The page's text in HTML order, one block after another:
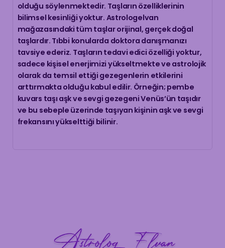
olduğu söylenmektedir. Taşların özelliklerinin
bilimsel kesinliği yoktur. Astrologelvan
mağazasındaki tüm taşlar orijinal, gerçek doğal
taşlardır. Tıbbi konularda doktora danışmanızı
tavsiye ederiz. Taşların tedavi edici özelliği yoktur,
sadece kişisel enerjimizi yükseltmekte ve astrolojik
olarak da temsil ettiği gezegenlerin etkilerini
arttırmakta olduğu kabul edilir. Örneğin; pembe
kuvars taşı aşk ve sevgi gezegeni Venüs’ün taşıdır
ve bu sebeple üzerinde taşıyan kişinin aşk ve sevgi
frekansını yükselttiği bilinir.